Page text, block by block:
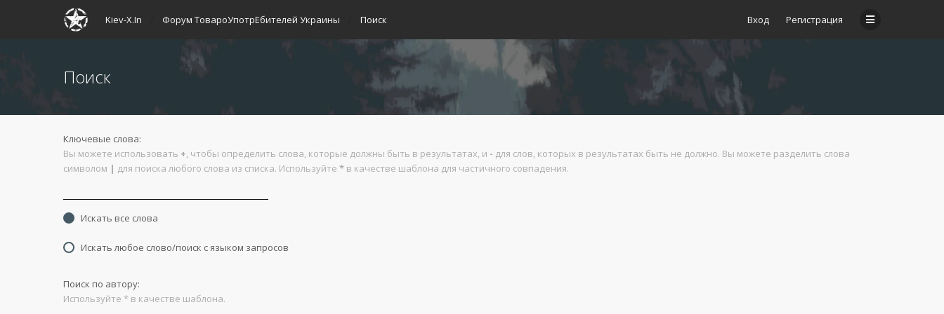
Вход Регистрация
Kiev-X.In Форум ТовароУпотрЕбителей Украины Поиск
Поиск
Ключевые слова:
Вы можете использовать +, чтобы определить слова, которые должны быть в результатах, и - для слов, которых в результатах быть не должно. Вы можете разделить слова
символом | для поиска любого слова из списка. Используйте * в качестве шаблона для частичного совпадения.
Искать все слова
Искать любое слово/поиск с языком запросов
Поиск по автору:
Используйте * в качестве шаблона.